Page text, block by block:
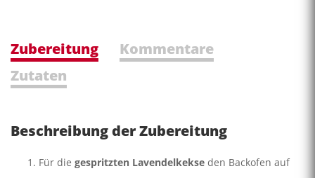
Zubereitung
Kommentare
Zutaten
Beschreibung der Zubereitung
Für die gespritzten Lavendelkekse den Backofen auf